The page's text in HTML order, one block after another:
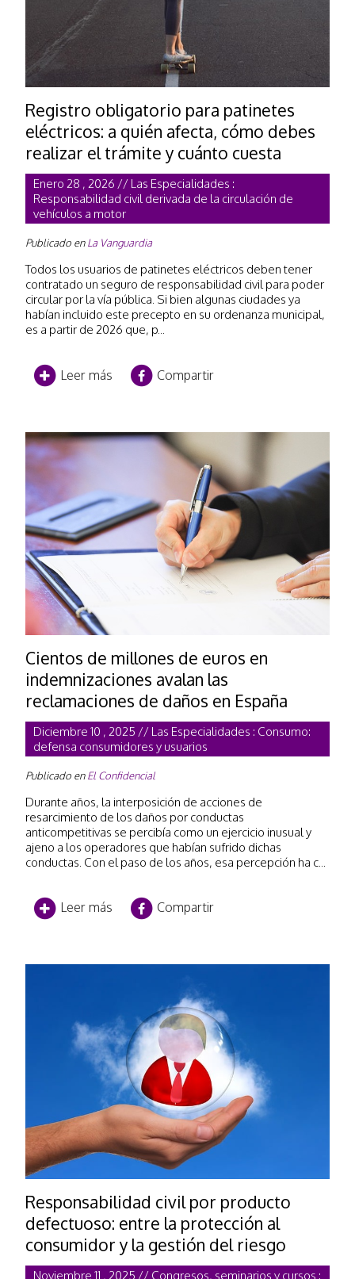
Registro obligatorio para patinetes
eléctricos: a quién afecta, cómo debes
realizar el trámite y cuánto cuesta
Enero 28 , 2026 // Las Especialidades :
Responsabilidad civil derivada de la circulación de
vehículos a motor
Publicado enLa Vanguardia
Todos los usuarios de patinetes eléctricos deben tener
contratado un seguro de responsabilidad civil para poder
circular por la vía pública. Si bien algunas ciudades ya
habían incluido este precepto en su ordenanza municipal,
es a partir de 2026 que, p...
Leer más Compartir
Cientos de millones de euros en
indemnizaciones avalan las
reclamaciones de daños en España
Diciembre 10 , 2025 // Las Especialidades : Consumo:
defensa consumidores y usuarios
Publicado enEl Confidencial
Durante años, la interposición de acciones de
resarcimiento de los daños por conductas
anticompetitivas se percibía como un ejercicio inusual y
ajeno a los operadores que habían sufrido dichas
conductas. Con el paso de los años, esa percepción ha c...
Leer más Compartir
Responsabilidad civil por producto
defectuoso: entre la protección al
consumidor y la gestión del riesgo
Noviembre 11 , 2025 // Congresos, seminarios y cursos :